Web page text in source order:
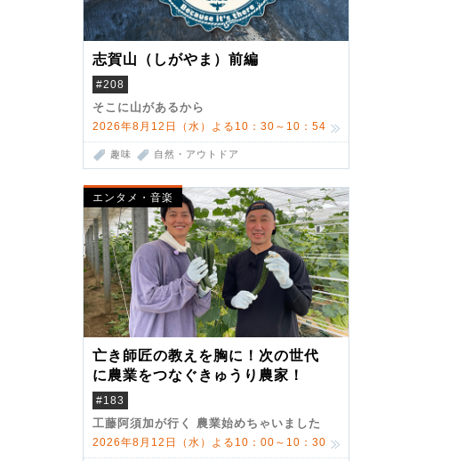
志賀山（しがやま）前編
#208
そこに山があるから
2026年8月12日（水）よる10：30～10：54
趣味 自然・アウトドア
エンタメ・音楽
亡き師匠の教えを胸に！次の世代
に農業をつなぐきゅうり農家！
#183
工藤阿須加が行く 農業始めちゃいました
2026年8月12日（水）よる10：00～10：30